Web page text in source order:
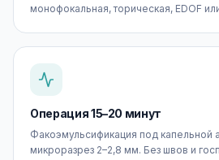
монофокальная, торическая, EDOF
Операция 15–20 минут
Факоэмульсификация под капельной
микроразрез 2–2,8 мм. Без швов и